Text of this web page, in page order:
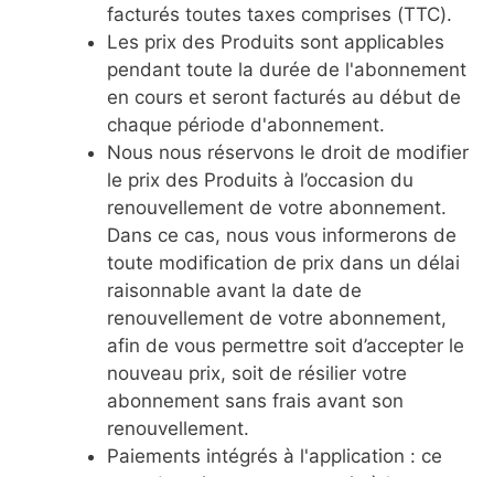
facturés toutes taxes comprises (TTC).
Les prix des Produits sont applicables
pendant toute la durée de l'abonnement
en cours et seront facturés au début de
chaque période d'abonnement.
Nous nous réservons le droit de modifier
le prix des Produits à l’occasion du
renouvellement de votre abonnement.
Dans ce cas, nous vous informerons de
toute modification de prix dans un délai
raisonnable avant la date de
renouvellement de votre abonnement,
afin de vous permettre soit d’accepter le
nouveau prix, soit de résilier votre
abonnement sans frais avant son
renouvellement.
Paiements intégrés à l'application : ce